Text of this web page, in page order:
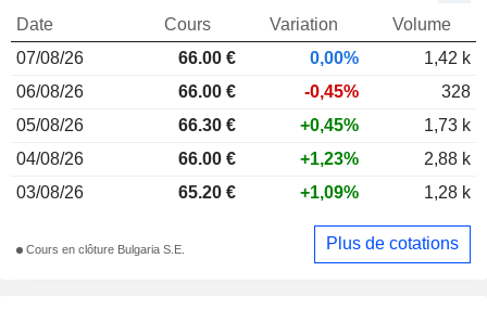
Date Cours Variation
Volume
07/08/26
66.00 € 0,00%
1,42 k
06/08/26
66.00 € -0,45%
328
05/08/26
66.30 € +0,45%
1,73 k
04/08/26
66.00 € +1,23%
2,88 k
03/08/26
65.20 € +1,09% 1,28 k
Cours en clôture Bulgaria S.E. Plus de cotations